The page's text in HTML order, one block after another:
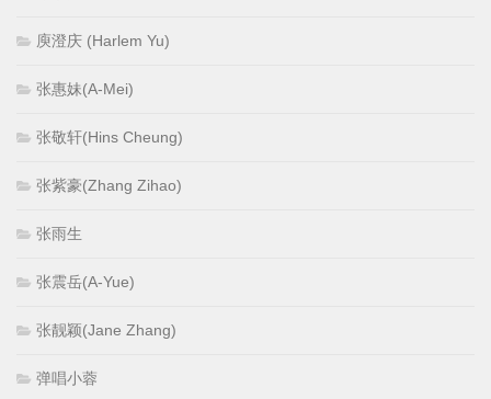
庾澄庆 (Harlem Yu)
张惠妹(A-Mei)
张敬轩(Hins Cheung)
张紫豪(Zhang Zihao)
张雨生
张震岳(A-Yue)
张靓颖(Jane Zhang)
弹唱小蓉